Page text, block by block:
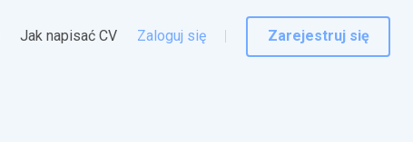
Jak napisać CV Zaloguj się Zarejestruj się